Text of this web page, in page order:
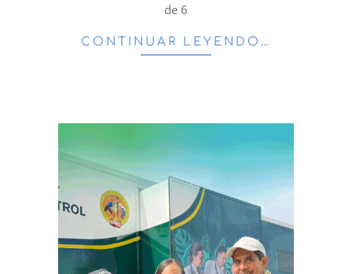
de 6
CONTINUAR LEYENDO…